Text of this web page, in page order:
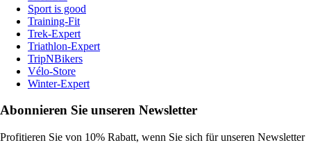
Sport is good
Training-Fit
Trek-Expert
Triathlon-Expert
TripNBikers
Vélo-Store
Winter-Expert
Abonnieren Sie unseren Newsletter
Profitieren Sie von 10% Rabatt, wenn Sie sich für unseren Newsletter